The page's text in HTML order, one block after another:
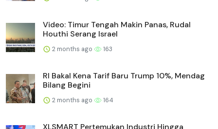
Video: Timur Tengah Makin Panas, Rudal
Houthi Serang Israel
2 months ago 163
RI Bakal Kena Tarif Baru Trump 10%, Mendag
Bilang Begini
2 months ago 164
XLSMART Pertemukan Industri Hingga